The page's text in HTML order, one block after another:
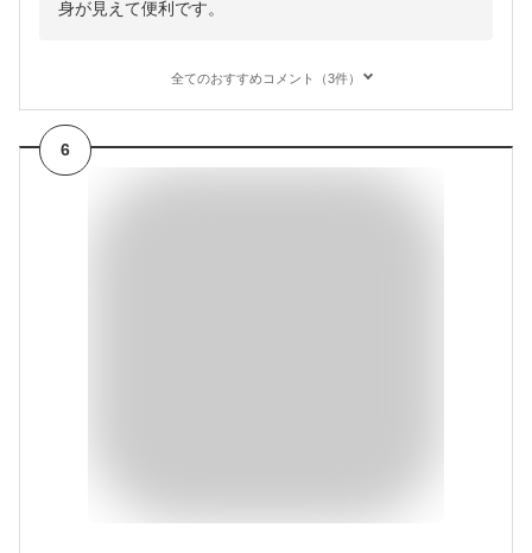
身が見えて便利です。
全てのおすすめコメント（3件）
6